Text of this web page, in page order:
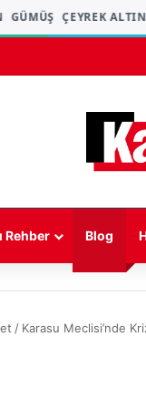
ÇEYREK ALTIN
Rehber Blog
/ Karasu Meclisi’nde